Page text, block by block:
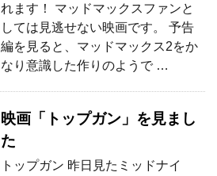
れます！ マッドマックスファンと
しては見逃せない映画です。 予告
編を見ると、マッドマックス2をか
なり意識した作りのようで …
映画「トップガン」を見まし
た
トップガン 昨日見たミッドナイ